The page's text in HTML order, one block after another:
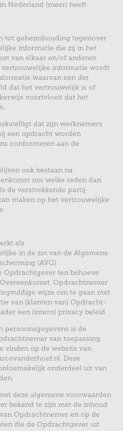
Nederland (meer) heeft.
tot geheimhouding tegenover
informatie die zij in het
van elkaar en/of anderen
vertrouwelijke informatie wordt
waarvan een der
dat het vertrouwelijk is of
voortvloeit dat het
dat zijn werknemers
een opdracht worden
conformeren aan de
ook bestaan na
om welke reden dan
de verstrekkende partij
maken op het vertrouwelijke
als
in de zin van de Algemene
(AVG)
Opdrachtgever ten behoeve
Opdrachtnemer
wijze om te gaan met
van (klanten van) Opdracht-
een (intern) privacy beleid.
persoonsgegevens is de
van toepassing.
vinden op de website van
Deze
onderdeel uit van
deze algemene voorwaarden
bekend te zijn met de inhoud
Opdrachtnemer en op de
die de Opdrachtgever uit